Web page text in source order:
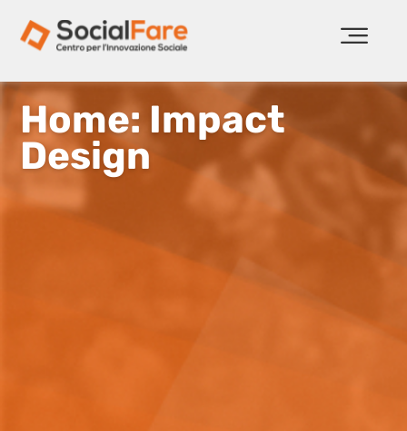
Home: Impact
Design